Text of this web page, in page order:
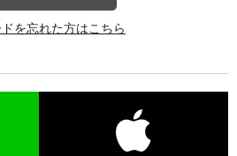
を忘れた方はこちら